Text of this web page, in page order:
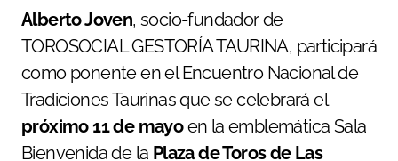
Alberto Joven, socio-fundador de
TOROSOCIAL GESTORÍA TAURINA, participará
como ponente en el Encuentro Nacional de
Tradiciones Taurinas que se celebrará el
próximo 11 de mayoen la emblemática Sala
Bienvenida de la Plaza de Toros de Las